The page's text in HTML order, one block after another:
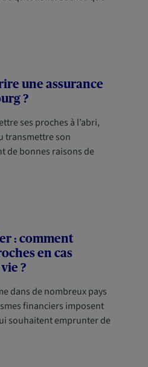
une assurance
?
ses proches à l’abri,
transmettre son
de bonnes raisons de
: comment
en cas
?
dans de nombreux pays
financiers imposent
souhaitent emprunter de